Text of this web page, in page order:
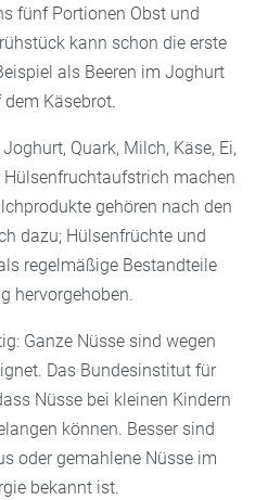
fünf Portionen Obst und
kann schon die erste
als Beeren im Joghurt
Käsebrot.
Joghurt, Quark, Milch, Käse, Ei,
machen
gehören nach den
dazu; Hülsenfrüchte und
regelmäßige Bestandteile
hervorgehoben.
Ganze Nüsse sind wegen
Das Bundesinstitut für
Nüsse bei kleinen Kindern
können. Besser sind
oder gemahlene Nüsse im
bekannt ist.